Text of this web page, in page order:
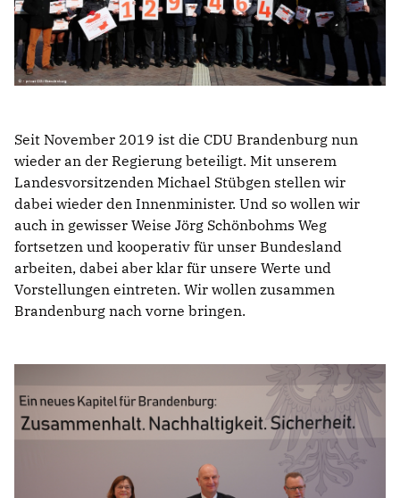
Seit November 2019 ist die CDU Brandenburg nun
wieder an der Regierung beteiligt. Mit unserem
Landesvorsitzenden Michael Stübgen stellen wir
dabei wieder den Innenminister. Und so wollen wir
auch in gewisser Weise Jörg Schönbohms Weg
fortsetzen und kooperativ für unser Bundesland
arbeiten, dabei aber klar für unsere Werte und
Vorstellungen eintreten. Wir wollen zusammen
Brandenburg nach vorne bringen.